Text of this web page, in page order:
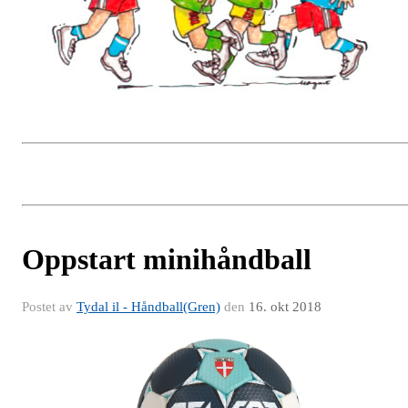
Oppstart minihåndball
Postet av Tydal il - Håndball(Gren) den 16. okt 2018